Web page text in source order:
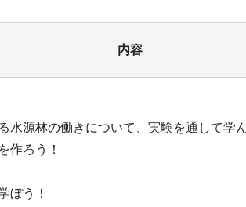
内容
水源林の働きについて、実験を通して学
作ろう！
ぼう！